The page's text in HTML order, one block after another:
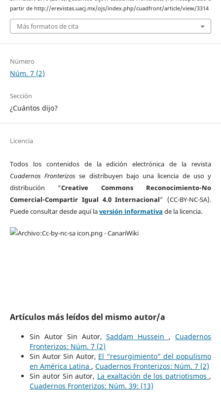
partir de http://erevistas.uacj.mx/ojs/index.php/cuadfront/article/view/3314
Más formatos de cita
Número
Núm. 7 (2)
Sección
¿Cuántos dijo?
Licencia
Todos los contenidos de la edición electrónica de la revista
Cuadernos Fronterizos se distribuyen bajo una licencia de uso y
distribución “Creative Commons Reconocimiento-No
Comercial-Compartir Igual 4.0 Internacional” (CC-BY-NC-SA).
Puede consultar desde aquí laversión informativa de la licencia.
Artículos más leídos del mismo autor/a
Sin Autor Sin Autor,Saddam Hussein ,Cuadernos
Fronterizos: Núm. 7 (2)
Sin Autor Sin Autor, El “resurgimiento” del populismo
en América Latina , Cuadernos Fronterizos: Núm. 7 (2)
Sin autor Sin autor, La exaltación de los patriotismos ,
Cuadernos Fronterizos: Núm. 39: (13)